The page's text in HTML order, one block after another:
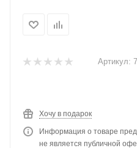
Артикул:
Хочу в подарок
Информация о товаре
не является публичной